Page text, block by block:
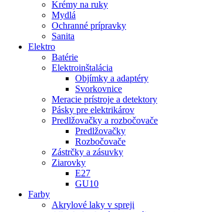
Krémy na ruky
Mydlá
Ochranné prípravky
Sanita
Elektro
Batérie
Elektroinštalácia
Objímky a adaptéry
Svorkovnice
Meracie prístroje a detektory
Pásky pre elektrikárov
Predlžovačky a rozbočovače
Predlžovačky
Rozbočovače
Zástrčky a zásuvky
Ziarovky
E27
GU10
Farby
Akrylové laky v spreji